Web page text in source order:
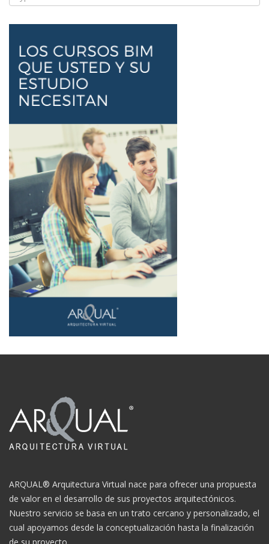
ARQUAL® Arquitectura Virtual nace para ofrecer una propuesta
de valor en el desarrollo de sus proyectos arquitectónicos.
Nuestro servicio se basa en un trato cercano y personalizado, el
cual apoyamos desde la conceptualización hasta la finalización
de su proyecto.